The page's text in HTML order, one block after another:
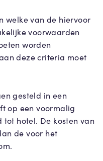
welke van de hiervoor
voorwaarden
worden
deze criteria moet
gesteld in een
op een voormalig
hotel. De kosten van
de voor het